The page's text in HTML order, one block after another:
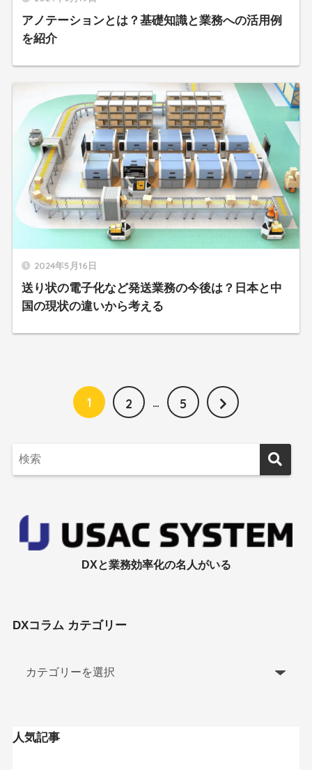
アノテーションとは？基礎知識と業務への活用例
を紹介
2024年5月16日
送り状の電子化など発送業務の今後は？日本と中
国の現状の違いから考える
1 2 … 5
DXと業務効率化の名人がいる
DXコラム カテゴリー
人気記事